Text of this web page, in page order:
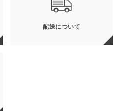
配送について